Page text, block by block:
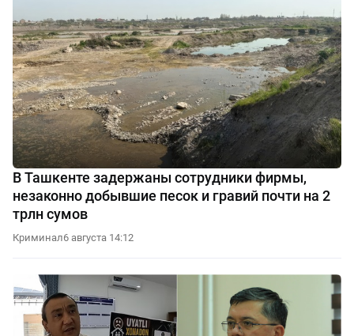
В Ташкенте задержаны сотрудники фирмы,
незаконно добывшие песок и гравий почти на 2
трлн сумов
Криминал6 августа 14:12